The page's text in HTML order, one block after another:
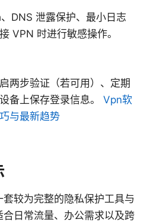
DNS 泄露保护、最小日志
VPN 时进行敏感操作。
两步验证（若可用）、定期
备上保存登录信息。 Vpn软
与最新趋势
较为完整的隐私保护工具与
日常流量、办公需求以及跨